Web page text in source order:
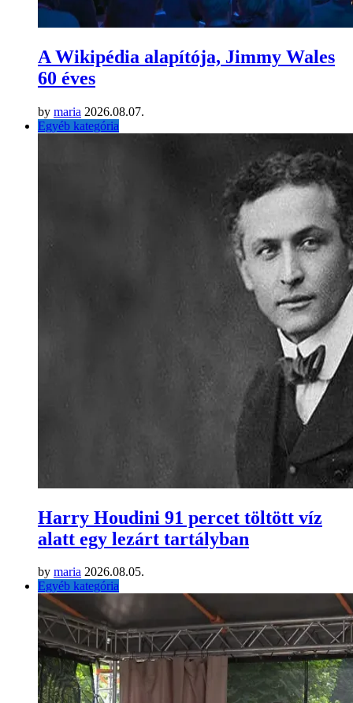
A Wikipédia alapítója, Jimmy Wales
60 éves
by maria 2026.08.07.
Egyéb kategória
Harry Houdini 91 percet töltött víz
alatt egy lezárt tartályban
by maria 2026.08.05.
Egyéb kategória